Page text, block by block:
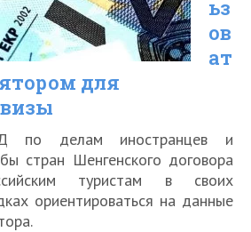
в
2026
году
ьз
ов
ат
для
по делам иностранцев и
стран Шенгенского договора
туристам в своих
ориентироваться на данные